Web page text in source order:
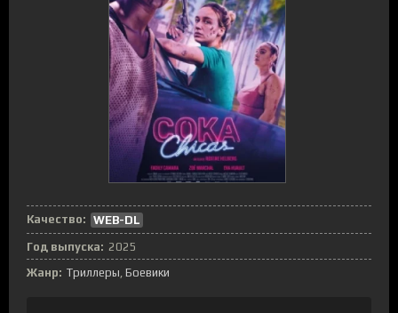
Качество: WEB-DL
Год выпуска: 2025
Жанр: Триллеры Боевики